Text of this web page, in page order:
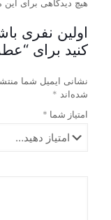
باشد.
گزینه
ها
است
هیچ دیدگاهی برای
اولین نفری
کنید برای
نشانی ایمیل شما
شده‌اند *
امتیاز شما *